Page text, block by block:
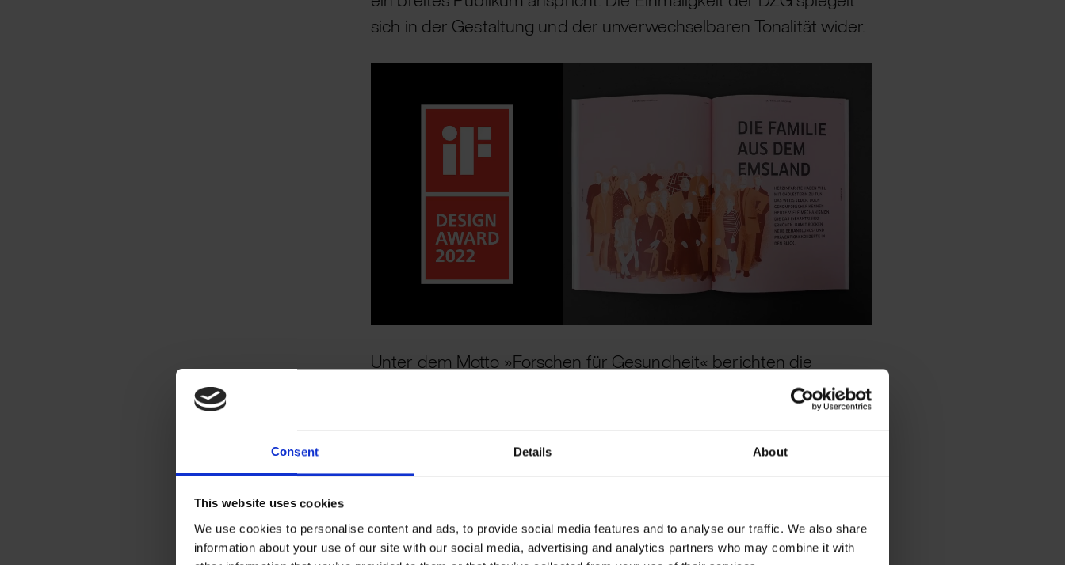
Consent Details About
This website uses cookies
We use cookies to personalise content and ads, to provide social media features and to analyse our traffic. We also share
information about your use of our site with our social media, advertising and analytics partners who may combine it with
sich in der Gestaltung und der unverwechselbaren Tonalität wider.
Unter dem Motto »Forschen für Gesundheit« berichten die
Deutschen Zentren der Gesundheitsforschung (DZG) in ihrem
über die vielfältigen Projekte und Erfolge in
Menschen: Dafür setzen sich die DZG ein.
Mit dem Magazin wird Forschung einer breiten Öffentlichkeit